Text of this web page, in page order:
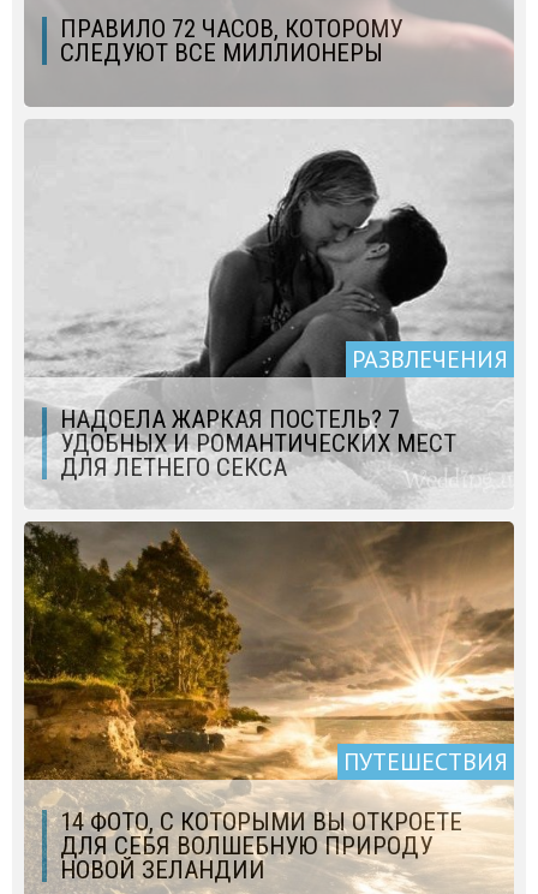
ПРАВИЛО 72 ЧАСОВ, КОТОРОМУ
СЛЕДУЮТ ВСЕ МИЛЛИОНЕРЫ
РАЗВЛЕЧЕНИЯ
НАДОЕЛА ЖАРКАЯ ПОСТЕЛЬ? 7
УДОБНЫХ И РОМАНТИЧЕСКИХ МЕСТ
ДЛЯ ЛЕТНЕГО СЕКСА
ПУТЕШЕСТВИЯ
14 ФОТО, С КОТОРЫМИ ВЫ ОТКРОЕТЕ
ДЛЯ СЕБЯ ВОЛШЕБНУЮ ПРИРОДУ
НОВОЙ ЗЕЛАНДИИ